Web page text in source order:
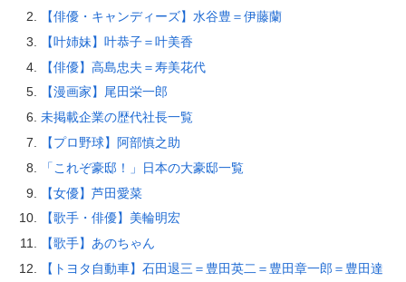
【俳優・キャンディーズ】水谷豊＝伊藤蘭
【叶姉妹】叶恭子＝叶美香
【俳優】高島忠夫＝寿美花代
【漫画家】尾田栄一郎
未掲載企業の歴代社長一覧
【プロ野球】阿部慎之助
「これぞ豪邸！」日本の大豪邸一覧
【女優】芦田愛菜
【歌手・俳優】美輪明宏
【歌手】あのちゃん
【トヨタ自動車】石田退三＝豊田英二＝豊田章一郎＝豊田達